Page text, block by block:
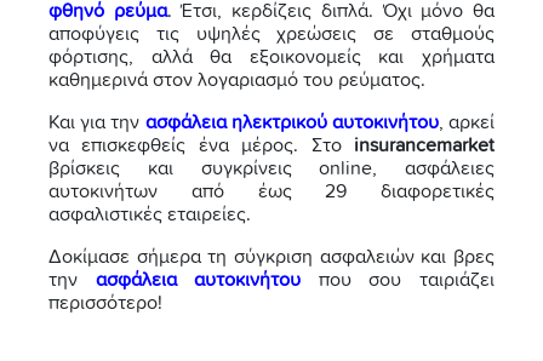
φθηνό ρεύμα. Έτσι, κερδίζεις διπλά. Όχι μόνο θα
αποφύγεις τις υψηλές χρεώσεις σε σταθμούς
φόρτισης, αλλά θα εξοικονομείς και χρήματα
καθημερινά στον λογαριασμό του ρεύματος.
Και για την ασφάλεια ηλεκτρικού αυτοκινήτου, αρκεί
να επισκεφθείς ένα μέρος. Στο insurancemarket
βρίσκεις και συγκρίνεις online, ασφάλειες
αυτοκινήτων από έως 29 διαφορετικές
ασφαλιστικές εταιρείες.
Δοκίμασε σήμερα τη σύγκριση ασφαλειών και βρες
την ασφάλεια αυτοκινήτου που σου ταιριάζει
περισσότερο!